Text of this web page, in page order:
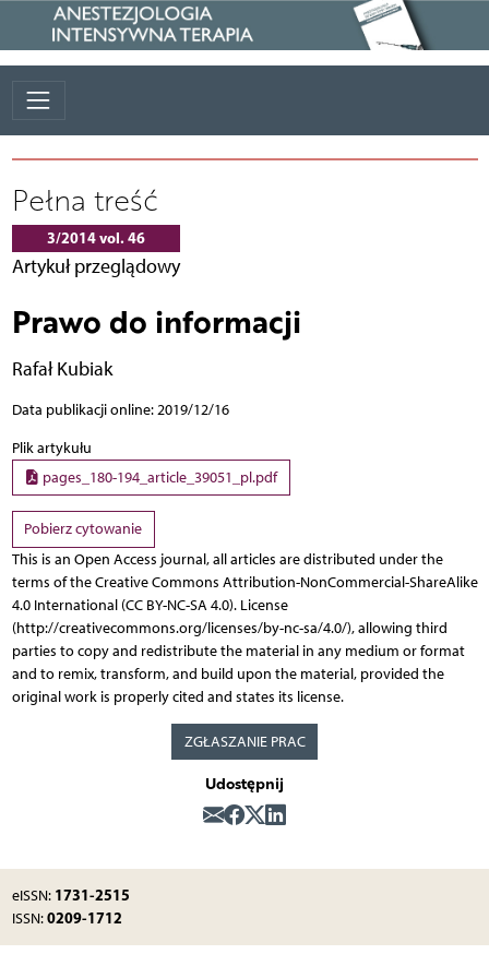
Pełna treść
3/2014 vol. 46
Artykuł przeglądowy
Prawo do informacji
Rafał Kubiak
Data publikacji online: 2019/12/16
Plik artykułu
pages_180-194_article_39051_pl.pdf
Pobierz cytowanie
This is an Open Access journal, all articles are distributed under the
terms of the Creative Commons Attribution-NonCommercial-ShareAlike
4.0 International (CC BY-NC-SA 4.0). License
(http://creativecommons.org/licenses/by-nc-sa/4.0/), allowing third
parties to copy and redistribute the material in any medium or format
and to remix, transform, and build upon the material, provided the
original work is properly cited and states its license.
ZGŁASZANIE PRAC
Udostępnij
eISSN: 1731-2515
ISSN:0209-1712